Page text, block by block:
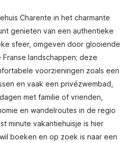
Charente in het charmante
genieten van een authentieke
sfeer, omgeven door glooiende
landschappen; deze
voorzieningen zoals een
en vaak een privézwembad,
met familie of vrienden,
en wandelroutes in de regio
minute vakantiehuisje is hier
boeken en op zoek is naar een